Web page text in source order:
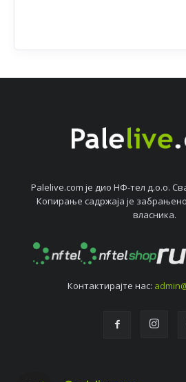
Palelive.com јe дио НФ-тeл д.о.о.
Копирањe садржаја јe
власника.
Контактирајтe нас: